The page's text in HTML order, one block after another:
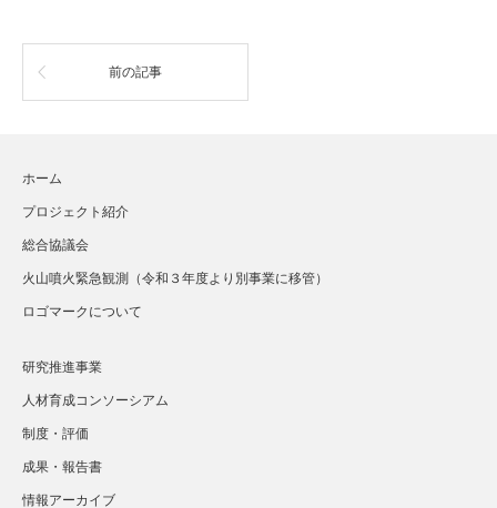
前の記事
ホーム
プロジェクト紹介
総合協議会
火山噴火緊急観測（令和３年度より別事業に移管）
ロゴマークについて
研究推進事業
人材育成コンソーシアム
制度・評価
成果・報告書
情報アーカイブ